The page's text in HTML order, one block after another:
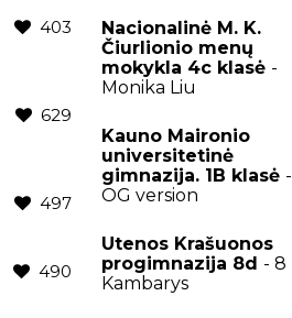
403
Nacionalinė M. K.
Čiurlionio menų
mokykla 4c klasė -
Monika Liu
629
Kauno Maironio
universitetinė
gimnazija. 1B klasė -
OG version
497
Utenos Krašuonos
progimnazija 8d - 8
Kambarys
490